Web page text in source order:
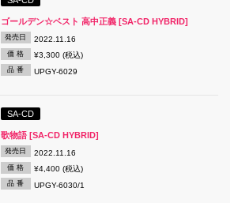
ゴールデン☆ベスト 高中正義 [SA-CD HYBRID]
発売日 2022.11.16
価 格 ¥3,300 (税込)
品 番 UPGY-6029
SA-CD
歌物語 [SA-CD HYBRID]
発売日 2022.11.16
価 格 ¥4,400 (税込)
品 番 UPGY-6030/1